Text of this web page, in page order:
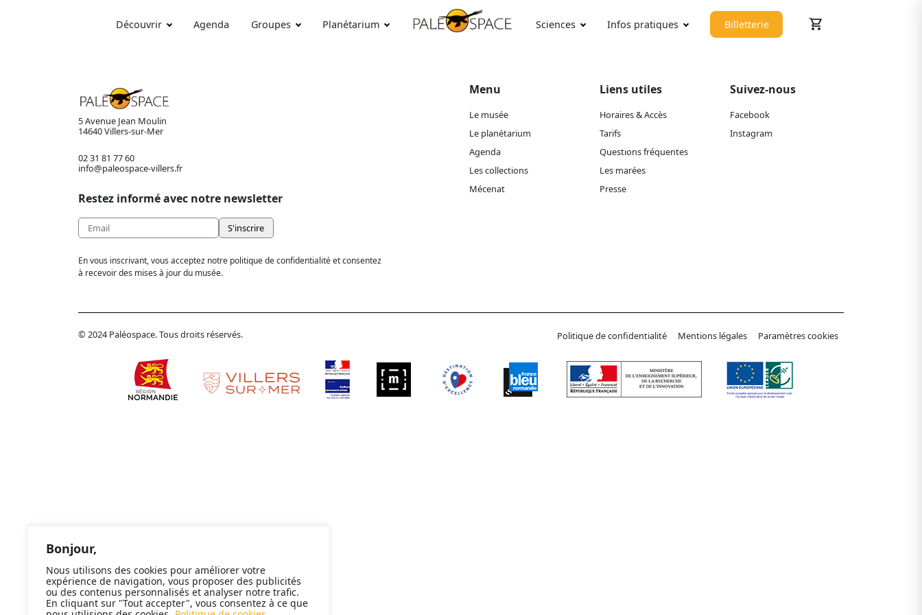
Bonjour,
Nous utilisons des cookies pour améliorer votre
expérience de navigation, vous proposer des publicités
ou des contenus personnalisés et analyser notre trafic.
En cliquant sur "Tout accepter", vous consentez à ce que
Découvrir Agenda Groupes Planétarium Sciences Infos pratiques Billetterie shopping_cart
5 Avenue Jean Moulin
14640 Villers-sur-Mer
02 31 81 77 60
info@paleospace-villers.fr
Restez informé avec notre newsletter
En vous inscrivant, vous acceptez notre politique de confidentialité et consentez
à recevoir des mises à jour du musée.
Menu
Le musée
Le planétarium
Agenda
Les collections
Mécenat
Liens utiles
Horaires & Accès
Tarifs
Questions fréquentes
Les marées
Presse
Suivez-nous
Facebook
Instagram
© 2024 Paléospace. Tous droits réservés. Politique de confidentialité Mentions légales Paramètres cookies